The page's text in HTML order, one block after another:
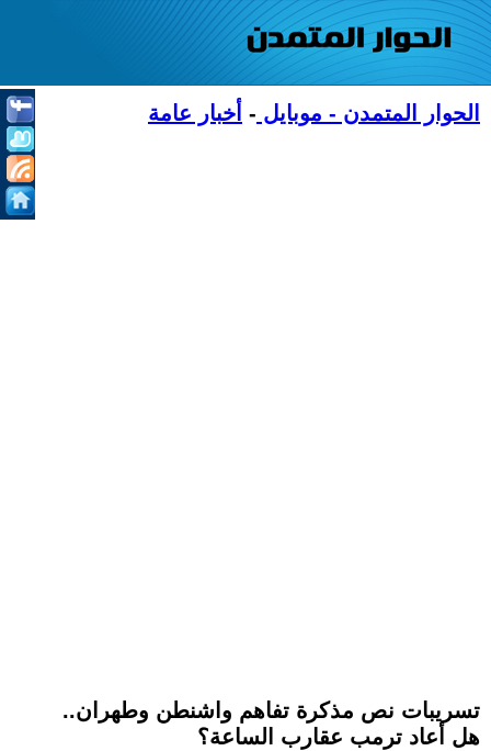
الحوار المتمدن - موبايل - أخبار عامة
تسريبات نص مذكرة تفاهم واشنطن وطهران..
هل أعاد ترمب عقارب الساعة؟